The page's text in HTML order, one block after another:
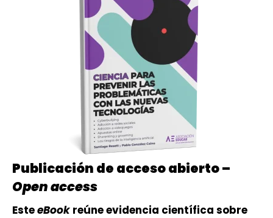
Publicación de acceso abierto –
Open access
EsteeBook reúne evidencia científica sobre